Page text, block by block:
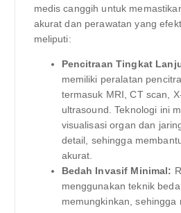
medis canggih untuk
akurat dan perawatan yang
meliputi:
Pencitraan Tingkat
memiliki peralatan
termasuk MRI, CT scan,
ultrasound. Teknologi ini
visualisasi organ dan
detail, sehingga
akurat.
Bedah Invasif Minimal:
menggunakan teknik
memungkinkan, sehingga